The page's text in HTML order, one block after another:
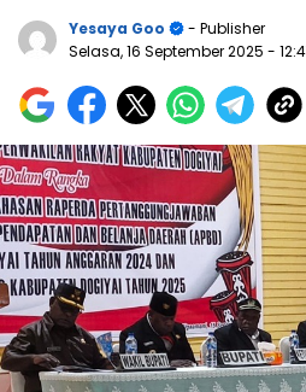
Yesaya Goo
- Publisher
Selasa, 16 September 2025 -